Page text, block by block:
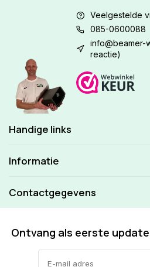
Veelgestelde
085-0600088
info@beamer-
reactie)
Handige links
Informatie
Contactgegevens
Ontvang als eerste